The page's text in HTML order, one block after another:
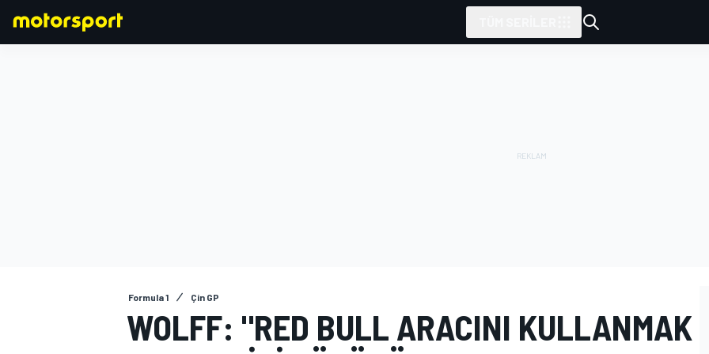
Formula 1 Çin GP
WOLFF: "RED BULL ARACINI KULLANMAK